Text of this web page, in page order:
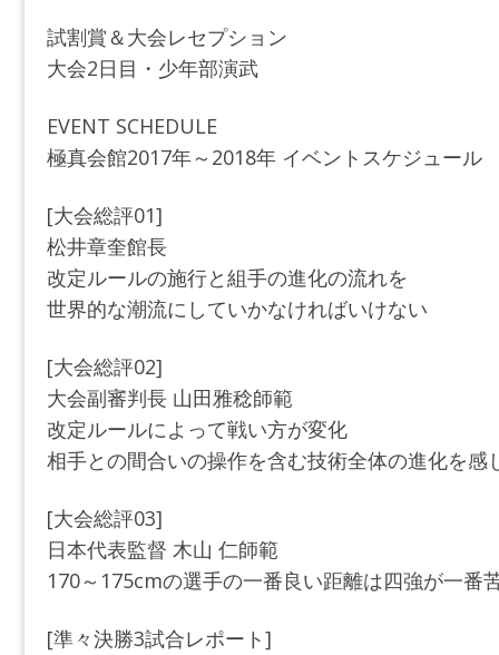
試割賞＆大会レセプション
大会2日目・少年部演武
EVENT SCHEDULE
極真会館2017年～2018年 イベントスケジュール
[大会総評01]
松井章奎館長
改定ルールの施行と組手の進化の流れを
世界的な潮流にしていかなければいけない
[大会総評02]
大会副審判長 山田雅稔師範
改定ルールによって戦い方が変化
相手との間合いの操作を含む技術全体の進化を感
[大会総評03]
日本代表監督 木山 仁師範
170～175cmの選手の一番良い距離は四強が一番
[準々決勝3試合レポート]